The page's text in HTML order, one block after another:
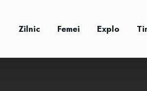
Zilnic Femei Explo